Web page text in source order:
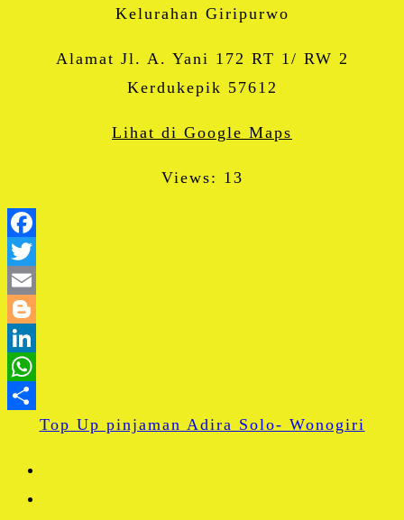
Kelurahan Giripurwo
Alamat Jl. A. Yani 172 RT 1/ RW 2
Kerdukepik 57612
Lihat di Google Maps
Views: 13
Share
Top Up pinjaman Adira Solo- Wonogiri